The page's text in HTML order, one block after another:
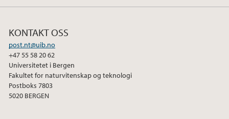
KONTAKT OSS
post.nt@uib.no
+47 55 58 20 62
Universitetet i Bergen
Fakultet for naturvitenskap og teknologi
Postboks 7803
5020 BERGEN